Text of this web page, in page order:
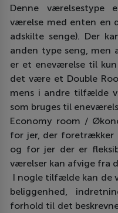
Denne
værelse med enten en
adskilte senge). Der
anden type seng, men
er et eneværelse til
det være et Double
mens i andre tilfælde
som bruges til
Economy room /
for jer, der foretrækker
og for jer der er
værelser kan afvige fra
I nogle tilfælde kan de
beliggenhed,
forhold til det